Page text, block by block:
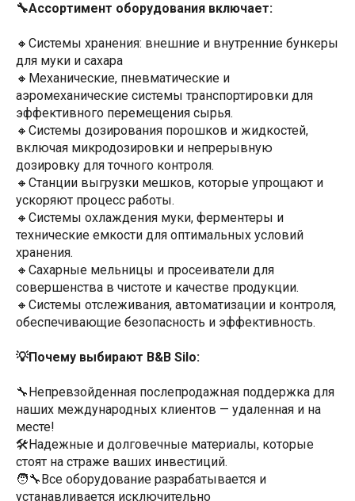
🔧Ассортимент оборудования включает:
🔸Системы хранения: внешние и внутренние бункеры
для муки и сахара
🔸Механические, пневматические и
аэромеханические системы транспортировки для
эффективного перемещения сырья.
🔸Системы дозирования порошков и жидкостей,
включая микродозировки и непрерывную
дозировку для точного контроля.
🔸Станции выгрузки мешков, которые упрощают и
ускоряют процесс работы.
🔸Системы охлаждения муки, ферментеры и
технические емкости для оптимальных условий
хранения.
🔸Сахарные мельницы и просеиватели для
совершенства в чистоте и качестве продукции.
🔸Системы отслеживания, автоматизации и контроля,
обеспечивающие безопасность и эффективность.
💡Почему выбирают B&B Silo:
🔧Непревзойденная послепродажная поддержка для
наших международных клиентов — удаленная и на
месте!
🛠️Надежные и долговечные материалы, которые
стоят на страже ваших инвестиций.
🧑‍🔧Все оборудование разрабатывается и
устанавливается исключительно